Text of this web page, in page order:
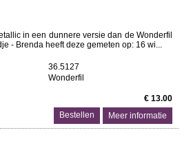
in een dunnere versie dan de Wonderfil
- Brenda heeft deze gemeten op: 16 wi...
36.5127
Wonderfil
€ 13.00
Meer informatie